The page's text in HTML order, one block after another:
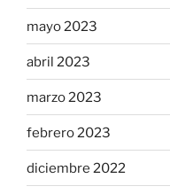
mayo 2023
abril 2023
marzo 2023
febrero 2023
diciembre 2022